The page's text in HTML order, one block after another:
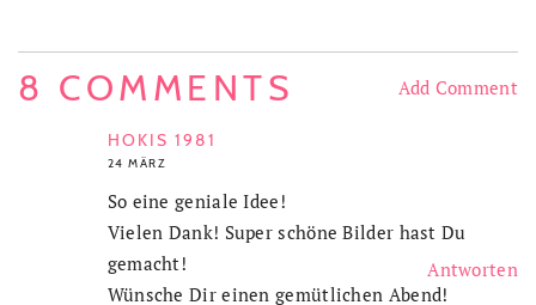
8 COMMENTS Add Comment
HOKIS 1981
24 MÄRZ
So eine geniale Idee!
Vielen Dank! Super schöne Bilder hast Du
gemacht!
Wünsche Dir einen gemütlichen Abend!
Antworten